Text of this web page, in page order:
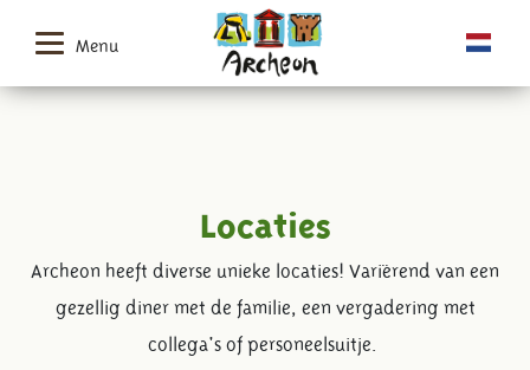
Menu
Locaties
Archeon heeft diverse unieke locaties! Variërend van een
gezellig diner met de familie, een vergadering met
collega's of personeelsuitje.